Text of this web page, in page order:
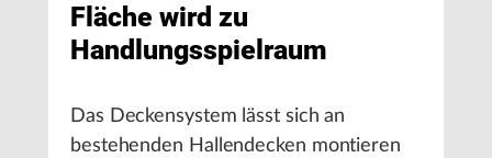
Fläche wird zu
Handlungsspielraum
Das Deckensystem lässt sich an
bestehenden Hallendecken montieren